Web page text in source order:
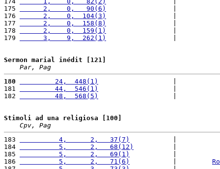
175
      2,    0,   90(6)
176
      2,    0,  104(3)
177
      2,    0,  158(8)
178
      2,    0,  159(1)
179
      3,    9,  262(1)
Sermon marial inédit [121]
Par, Pag
180
         24,  448(1)
181
         44,  546(1)
182
         48,  568(5)
Stimoli ad una religiosa [100]
Cpv, Pag
183
          4,      2,   37(7)
184
          5,      2,   68(12)
185
          5,      2,   69(1)
186
          5,      2,   71(6)